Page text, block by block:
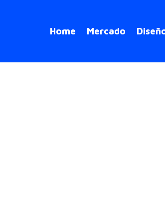
Home Mercado